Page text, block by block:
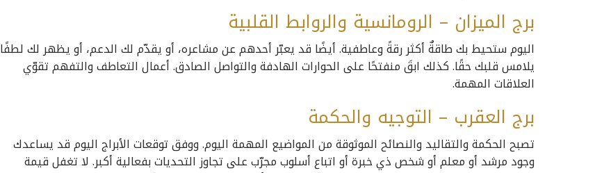
برج الميزان – الرومانسية والروابط القلبية
اليوم ستحيط بك طاقةٌ أكثر رقةً وعاطفية. أيضًا قد يعبّر أحدهم عن مشاعره، أو يقدّم لك الدعم، أو يظهر لك لطفًا
يلامس قلبك حقًا. كذلك ابقَ منفتحًا على الحوارات الهادفة والتواصل الصادق. أعمال التعاطف والتفهم تقوّي
العلاقات المهمة.
برج العقرب – التوجيه والحكمة
تصبح الحكمة والتقاليد والنصائح الموثوقة من المواضيع المهمة اليوم. ووفق توقعات الأبراج اليوم قد يساعدك
وجود مرشد أو معلم أو شخص ذي خبرة أو اتباع أسلوب مجرّب على تجاوز التحديات بفعالية أكبر. لا تغفل قيمة